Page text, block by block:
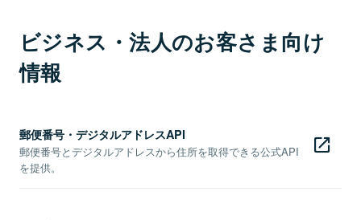
ビジネス・法人のお客さま向け
情報
郵便番号・デジタルアドレスAPI
郵便番号とデジタルアドレスから住所を取得できる公式API
を提供。